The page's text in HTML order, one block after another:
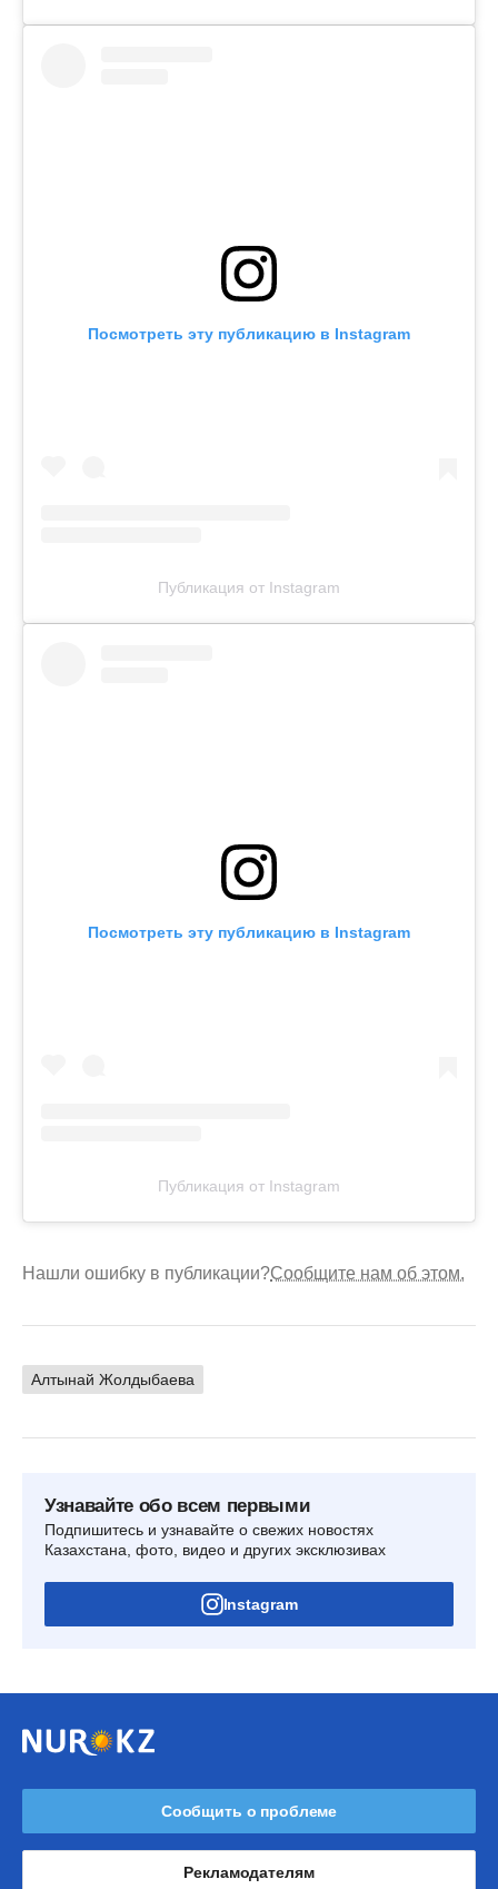
Посмотреть эту публикацию в Instagram
Публикация от Instagram
Посмотреть эту публикацию в Instagram
Публикация от Instagram
Нашли ошибку в публикации?Сообщите нам об этом.
Алтынай Жолдыбаева
Узнавайте обо всем первыми
Подпишитесь и узнавайте о свежих новостях
Казахстана, фото, видео и других эксклюзивах
Instagram
Сообщить о проблеме
Рекламодателям